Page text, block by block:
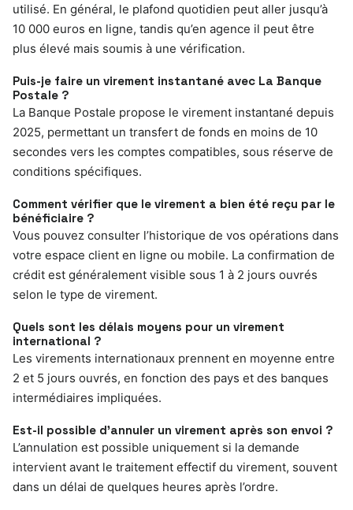
utilisé. En général, le plafond quotidien peut aller jusqu’à
10 000 euros en ligne, tandis qu’en agence il peut être
plus élevé mais soumis à une vérification.
Puis-je faire un virement instantané avec La Banque
Postale ?
La Banque Postale propose le virement instantané depuis
2025, permettant un transfert de fonds en moins de 10
secondes vers les comptes compatibles, sous réserve de
conditions spécifiques.
Comment vérifier que le virement a bien été reçu par le
bénéficiaire ?
Vous pouvez consulter l’historique de vos opérations dans
votre espace client en ligne ou mobile. La confirmation de
crédit est généralement visible sous 1 à 2 jours ouvrés
selon le type de virement.
Quels sont les délais moyens pour un virement
international ?
Les virements internationaux prennent en moyenne entre
2 et 5 jours ouvrés, en fonction des pays et des banques
intermédiaires impliquées.
Est-il possible d’annuler un virement après son envoi ?
L’annulation est possible uniquement si la demande
intervient avant le traitement effectif du virement, souvent
dans un délai de quelques heures après l’ordre.